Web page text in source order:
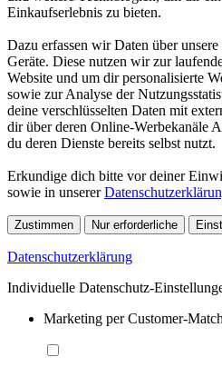
Einkaufserlebnis zu bieten.
Dazu erfassen wir Daten über
Geräte. Diese nutzen wir zur
Website und um dir personalisierte
sowie zur Analyse der
deine verschlüsselten Daten mit
dir über deren Online-Werbekanäle
du deren Dienste bereits selbst nutzt.
Erkundige dich bitte vor deiner
sowie in unserer
Zustimmen Nur erforderliche
Datenschutzerklärung
Individuelle Datenschutz-
Marketing per Customer-Match